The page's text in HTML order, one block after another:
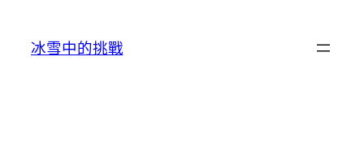
冰雪中的挑戰